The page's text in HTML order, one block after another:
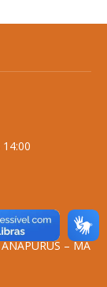
– MA